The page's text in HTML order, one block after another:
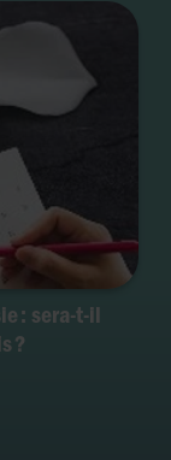
: sera-t-il
?